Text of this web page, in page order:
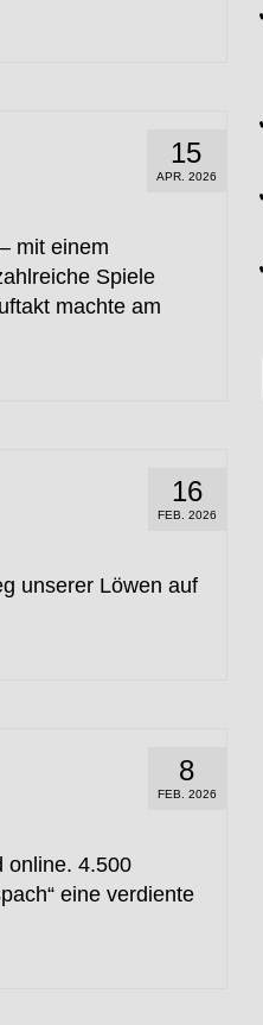
15
APR. 2026
mit einem
Spiele
machte am
16
FEB. 2026
unserer Löwen auf
8
FEB. 2026
online. 4.500
eine verdiente